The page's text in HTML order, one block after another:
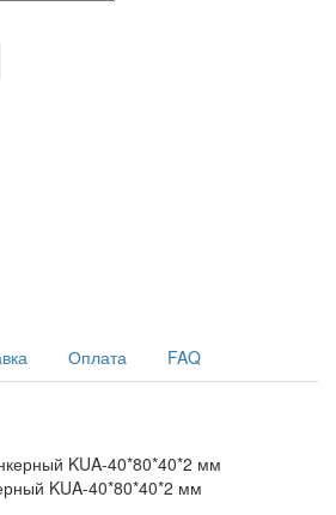
Оплата
FAQ
KUA-40*80*40*2 мм